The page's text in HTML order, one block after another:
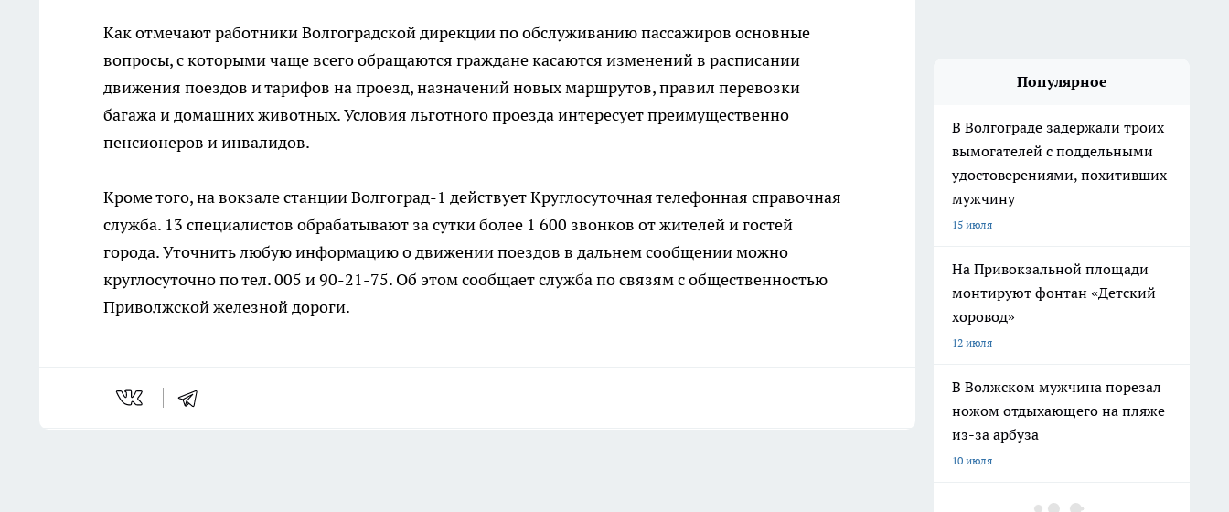
Как отмечают работники Волгоградской дирекции по обслуживанию пассажиров основные
вопросы, с которыми чаще всего обращаются граждане касаются изменений в расписании
движения поездов и тарифов на проезд, назначений новых маршрутов, правил перевозки
багажа и домашних животных. Условия льготного проезда интересует преимущественно
пенсионеров и инвалидов.
Кроме того, на вокзале станции Волгоград-1 действует Круглосуточная телефонная справочная
служба. 13 специалистов обрабатывают за сутки более 1 600 звонков от жителей и гостей
города. Уточнить любую информацию о движении поездов в дальнем сообщении можно
круглосуточно по тел. 005 и 90-21-75. Об этом сообщает служба по связям с общественностью
Приволжской железной дороги.
Популярное
В Волгограде задержали троих
вымогателей с поддельными
удостоверениями, похитивших
мужчину
15 июля
На Привокзальной площади
монтируют фонтан «Детский
хоровод»
12 июля